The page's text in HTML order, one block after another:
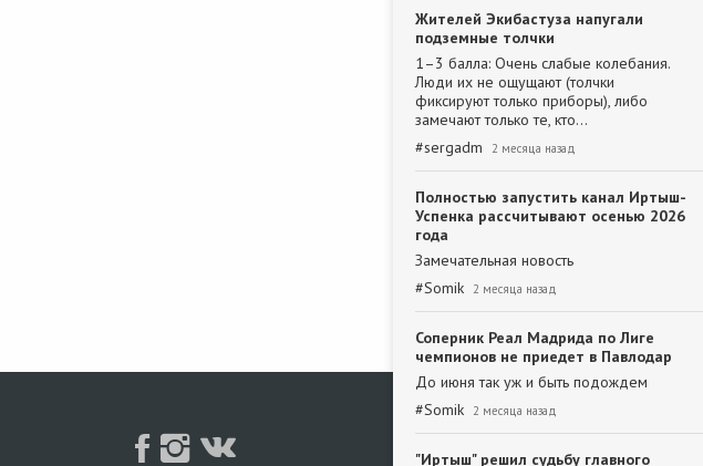
Жителей Экибастуза напугали
подземные толчки
1–3 балла: Очень слабые колебания.
Люди их не ощущают (толчки
фиксируют только приборы), либо
замечают только те, кто…
#sergadm 2 месяца назад
Полностью запустить канал Иртыш-
Успенка рассчитывают осенью 2026
года
Замечательная новость
#Somik 2 месяца назад
Соперник Реал Мадрида по Лиге
чемпионов не приедет в Павлодар
До июня так уж и быть подождем
#Somik 2 месяца назад
"Иртыш" решил судьбу главного